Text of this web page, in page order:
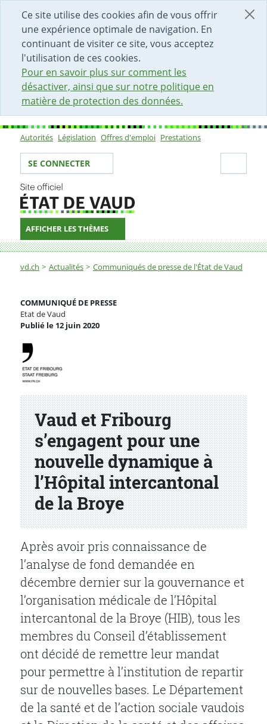
Ce site utilise des cookies afin de vous offrir
une expérience optimale de navigation. En
continuant de visiter ce site, vous acceptez
l'utilisation de ces cookies.
Pour en savoir plus sur comment les
désactiver, ainsi que sur notre politique en
matière de protection des données.
DÉBUT DU CONTENU DE LA PAGE
ACCÈS AU CHAMP DE RECHERCHE
PAGE D'ACCUEIL
FORMULAIRE DE CONTACT
Sous-navigation
Autorités Législation Offres d'emploi Prestations
Votre identité
SE CONNECTER
AFFICHER LES THÈMES
Fil d'Ariane
vd.ch Actualités Communiqués de presse de l'État de Vaud
Vaud et Fribourg s’engagent pour une nouvelle
Vaud et Fribourg
s’engagent pour une
nouvelle dynamique à
l’Hôpital intercantonal
de la Broye
COMMUNIQUÉ DE PRESSE
Etat de Vaud
Publié le 12 juin 2020
Partenaire(s)
Après avoir pris connaissance de
l’analyse de fond demandée en
décembre dernier sur la gouvernance et
l’organisation médicale de l’Hôpital
intercantonal de la Broye (HIB), tous les
membres du Conseil d’établissement
ont décidé de remettre leur mandat
pour permettre à l’institution de repartir
sur de nouvelles bases. Le Département
de la santé et de l’action sociale vaudois